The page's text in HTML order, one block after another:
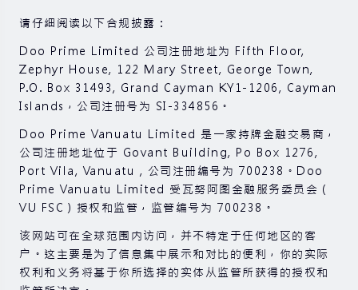
请仔细阅读以下合规披露：
Doo Prime Limited 公司注册地址为 Fifth Floor,
Zephyr House, 122 Mary Street, George Town,
P.O. Box 31493, Grand Cayman KY1-1206, Cayman
Islands，公司注册号为 SI-334856。
Doo Prime Vanuatu Limited 是一家持牌金融交易商，
公司注册地址位于 Govant Building, Po Box 1276,
Port Vila, Vanuatu , 公司注册编号为 700238。Doo
Prime Vanuatu Limited 受瓦努阿图金融服务委员会（
VU FSC）授权和监管，监管编号为 700238。
该网站可在全球范围内访问，并不特定于任何地区的客
户。这主要是为了信息集中展示和对比的便利，你的实际
权利和义务将基于你所选择的实体从监管所获得的授权和